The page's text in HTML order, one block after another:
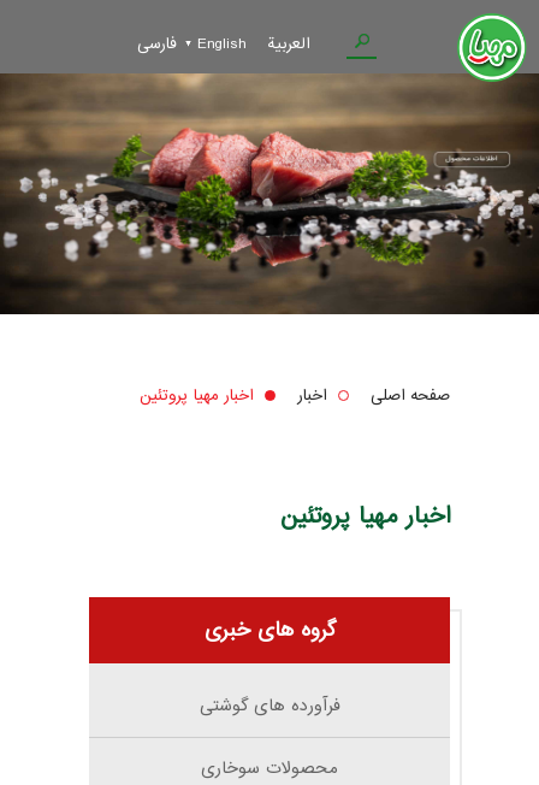
فارسی English العربية
صفحه اصلی اخبار اخبار مهیا پروتئین
اخبار مهیا پروتئین
گروه های خبری
فرآورده های گوشتی
محصولات سوخاری